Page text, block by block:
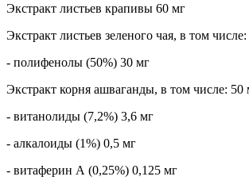
Экстракт листьев крапивы 60 мг
Экстракт листьев зеленого чая, в том
- полифенолы (50%) 30 мг
Экстракт корня ашваганды, в том числе: 50
- витанолиды (7,2%) 3,6 мг
- алкалоиды (1%) 0,5 мг
- витаферин А (0,25%) 0,125 мг